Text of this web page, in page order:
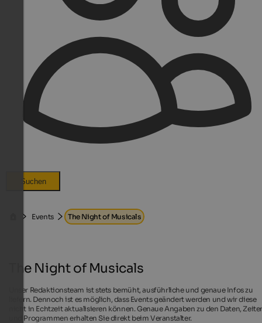
Suchen
Events The Night of Musicals
The Night of Musicals
Unser Redaktionsteam ist stets bemüht, ausführliche und genaue Infos zu
liefern. Dennoch ist es möglich, dass Events geändert werden und wir diese
nicht in Echtzeit aktualisieren können. Genaue Angaben zu den Daten,
und Programmen erhalten Sie direkt beim Veranstalter.